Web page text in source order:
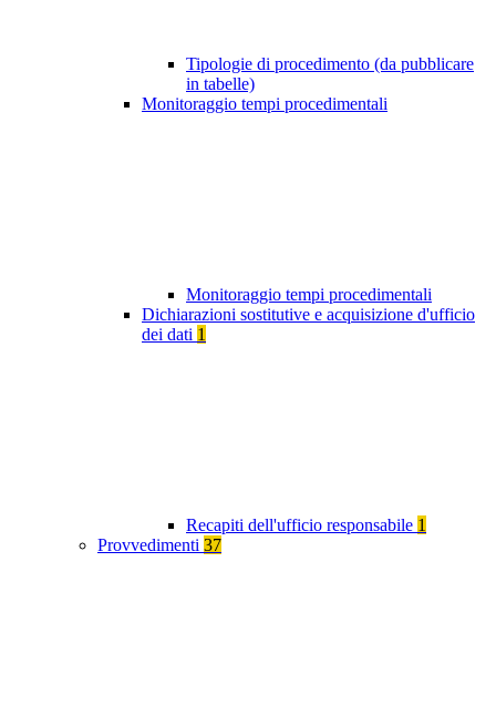
Tipologie di procedimento (da pubblicare
in tabelle)
Monitoraggio tempi procedimentali
Monitoraggio tempi procedimentali
Dichiarazioni sostitutive e acquisizione d'ufficio
dei dati 1
Recapiti dell'ufficio responsabile 1
Provvedimenti 37